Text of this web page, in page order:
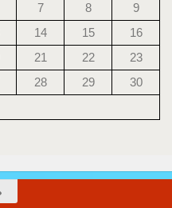
7 8
9
14 15
16
21 22
23
28 29
30